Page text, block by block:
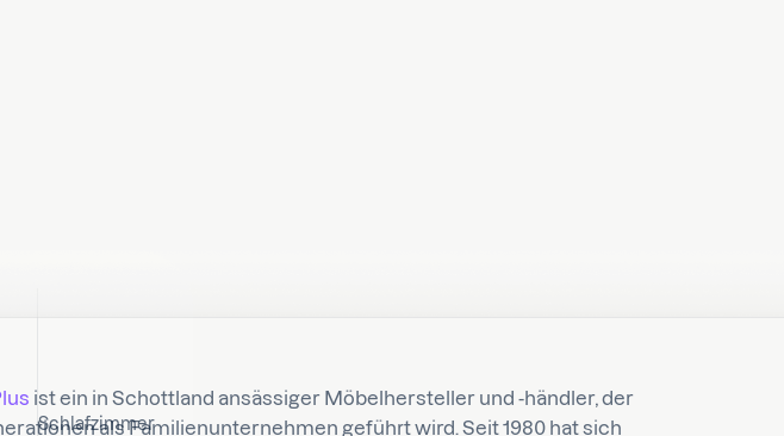
Schlafzimmer
ist ein in Schottland ansässiger Möbelhersteller und -händler, der
als Familienunternehmen geführt wird. Seit 1980 hat sich